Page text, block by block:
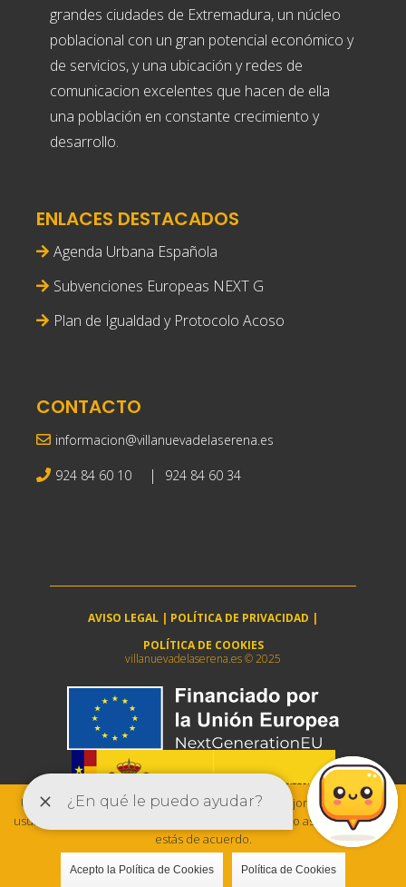
grandes ciudades de Extremadura, un núcleo
poblacional con un gran potencial económico y
de servicios, y una ubicación y redes de
comunicacion excelentes que hacen de ella
una población en constante crecimiento y
desarrollo.
ENLACES DESTACADOS
Agenda Urbana Española
Subvenciones Europeas NEXT G
Plan de Igualdad y Protocolo Acoso
CONTACTO
informacion@villanuevadelaserena.es
924 84 60 10 | 924 84 60 34
AVISO LEGAL | POLÍTICA DE PRIVACIDAD |
POLÍTICA DE COOKIES
villanuevadelaserena.es © 2025
Utilizamos cookies para asegurar que damos la mejor experiencia al
usuario en nuestra web. Si sigues utilizando este sitio asumiremos que
estás de acuerdo.
Acepto la Política de Cookies Política de Cookies